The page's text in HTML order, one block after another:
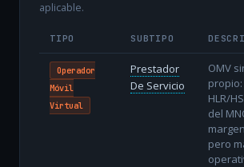
aplicable.
TIPO SUBTIPO
Operador
Móvil
Virtual
Prestador
De Servicio
OMV
HLR/
del
pero